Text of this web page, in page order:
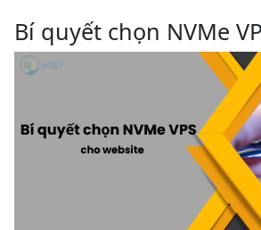
Bí quyết chọn NVMe